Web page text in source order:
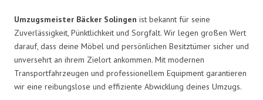
Umzugsmeister Bäcker Solingen ist bekannt für seine
Zuverlässigkeit, Pünktlichkeit und Sorgfalt. Wir legen großen Wert
darauf, dass deine Möbel und persönlichen Besitztümer sicher und
unversehrt an ihrem Zielort ankommen. Mit modernen
Transportfahrzeugen und professionellem Equipment garantieren
wir eine reibungslose und effiziente Abwicklung deines Umzugs.